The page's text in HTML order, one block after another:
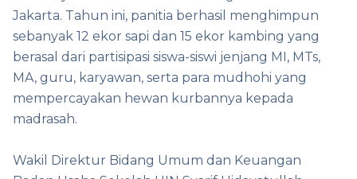
Jakarta. Tahun ini, panitia berhasil menghimpun
sebanyak 12 ekor sapi dan 15 ekor kambing yang
berasal dari partisipasi siswa-siswi jenjang MI, MTs,
MA, guru, karyawan, serta para mudhohi yang
mempercayakan hewan kurbannya kepada
madrasah.
Wakil Direktur Bidang Umum dan Keuangan